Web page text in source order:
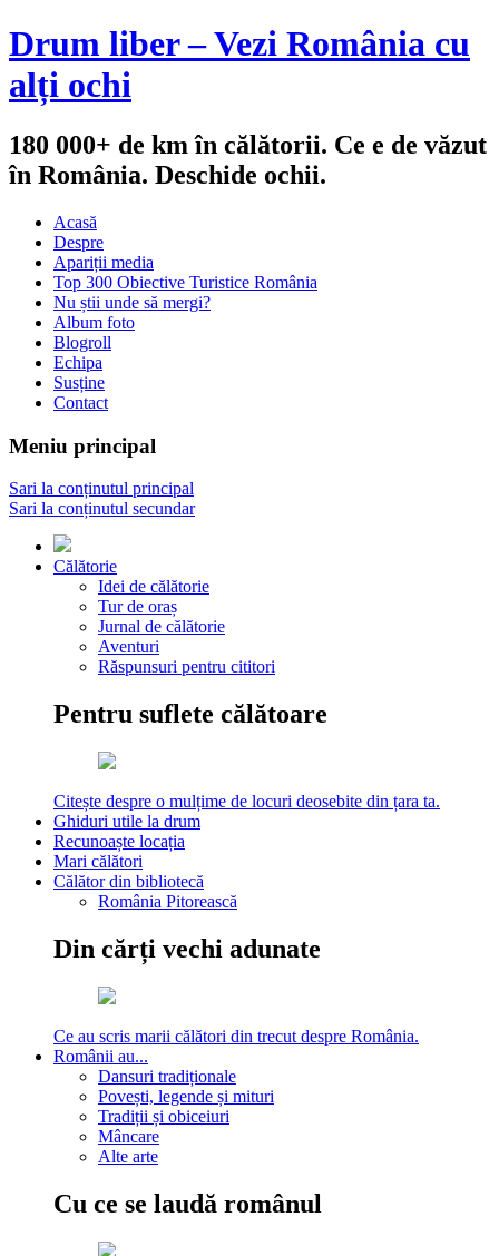
Drum liber – Vezi România cu
alți ochi
180 000+ de km în călătorii. Ce e de văzut
în România. Deschide ochii.
Acasă
Despre
Apariții media
Top 300 Obiective Turistice România
Nu știi unde să mergi?
Album foto
Blogroll
Echipa
Susține
Contact
Meniu principal
Sari la conținutul principal
Sari la conținutul secundar
Călătorie
Idei de călătorie
Tur de oraș
Jurnal de călătorie
Aventuri
Răspunsuri pentru cititori
Pentru suflete călătoare
Citește despre o mulțime de locuri deosebite din țara ta.
Ghiduri utile la drum
Recunoaște locația
Mari călători
Călător din bibliotecă
România Pitorească
Din cărți vechi adunate
Ce au scris marii călători din trecut despre România.
Românii au...
Dansuri tradiționale
Povești, legende și mituri
Tradiții și obiceiuri
Mâncare
Alte arte
Cu ce se laudă românul